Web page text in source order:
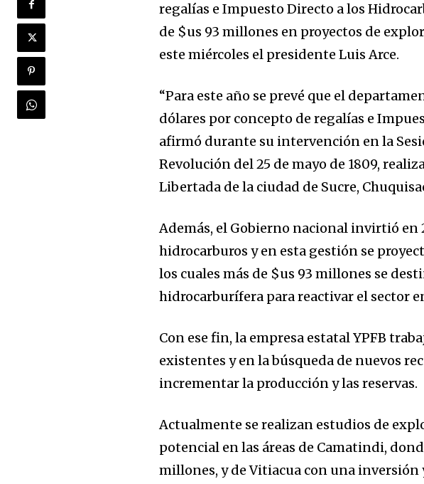
regalías e Impuesto Directo a los
de $us 93 millones en proyectos de
este miércoles el presidente Luis Arce.
“Para este año se prevé que el
dólares por concepto de regalías e
afirmó durante su intervención en la
Revolución del 25 de mayo de 1809,
Libertada de la ciudad de Sucre,
Además, el Gobierno nacional invirtió en
hidrocarburos y en esta gestión se
los cuales más de $us 93 millones se
hidrocarburífera para reactivar el sector
Con ese fin, la empresa estatal YPFB
existentes y en la búsqueda de nuevos
incrementar la producción y las reservas.
Actualmente se realizan estudios de
potencial en las áreas de Camatindi,
millones, y de Vitiacua con una inversión